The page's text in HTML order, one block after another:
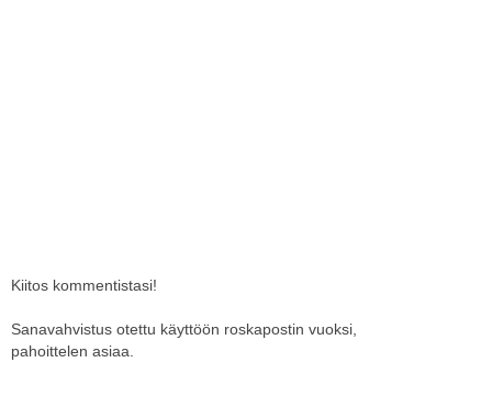
Kiitos kommentistasi!
Sanavahvistus otettu käyttöön roskapostin vuoksi,
pahoittelen asiaa.